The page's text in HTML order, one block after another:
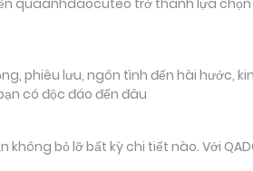
quaanhdaocuteo trở thành lựa
phiêu lưu, ngôn tình đến hài hước,
có độc đáo đến đâu
bỏ lỡ bất kỳ chi tiết nào. Với